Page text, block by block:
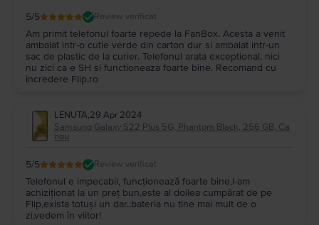
5/5 Review verificat
Am primit telefonul foarte repede la FanBox. Acesta a venit
ambalat intr-o cutie verde din carton dur si ambalat intr-un
sac de plastic de la curier. Telefonul arata exceptional, nici
nu zici ca e SH si functioneaza foarte bine. Recomand cu
incredere Flip.ro
LENUTA,29 Apr 2024
Samsung Galaxy S22 Plus 5G, Phantom Black, 256 GB, Ca
nou
5/5 Review verificat
Telefonul e impecabil, funcționează foarte bine,l-am
achiziționat la un preț bun,este al doilea cumpărat de pe
Flip,exista totuși un dar..bateria nu tine mai mult de o
zi,vedem în viitor!